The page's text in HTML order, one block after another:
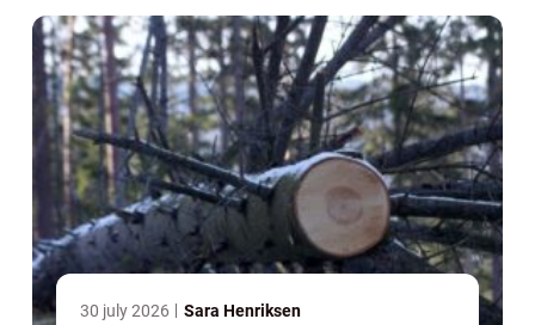
30 july 2026 Sara Henriksen